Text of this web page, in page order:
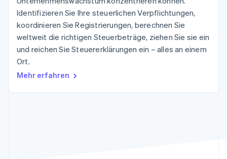
Betrugsprävention
Atlas
Start-up-Gründung
Climate
CO₂-Entnahme
Online-Identitätsprüfung
Partner
Stripe App-Marktplatz
Identifizieren Sie Ihre steuerlichen Verpflichtungen,
koordinieren Sie Registrierungen, berechnen Sie
weltweit die richtigen Steuerbeträge, ziehen Sie sie ein
und reichen Sie Steuererklärungen ein – alles an einem
Ort.
Mehr erfahren